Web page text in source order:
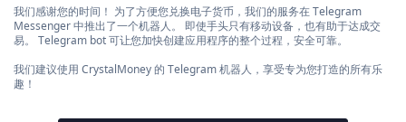
我们感谢您的时间！ 为了方便您兑换电子货币，我们的服务在 Telegram
Messenger 中推出了一个机器人。 即使手头只有移动设备，也有助于达成交
易。 Telegram bot 可让您加快创建应用程序的整个过程，安全可靠。
我们建议使用 CrystalMoney 的 Telegram 机器人，享受专为您打造的所有乐
趣！